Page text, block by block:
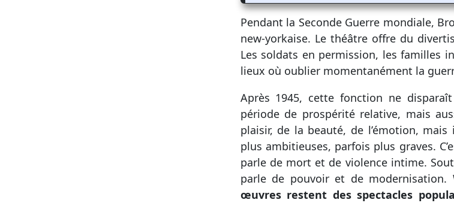
Pendant la Seconde Guerre mondiale,
new-yorkaise. Le théâtre offre du
Les soldats en permission, les familles
lieux où oublier momentanément la
Après 1945, cette fonction ne
période de prospérité relative, mais
plaisir, de la beauté, de l’émotion,
plus ambitieuses, parfois plus graves.
parle de mort et de violence intime.
parle de pouvoir et de modernisation.
œuvres restent des spectacles